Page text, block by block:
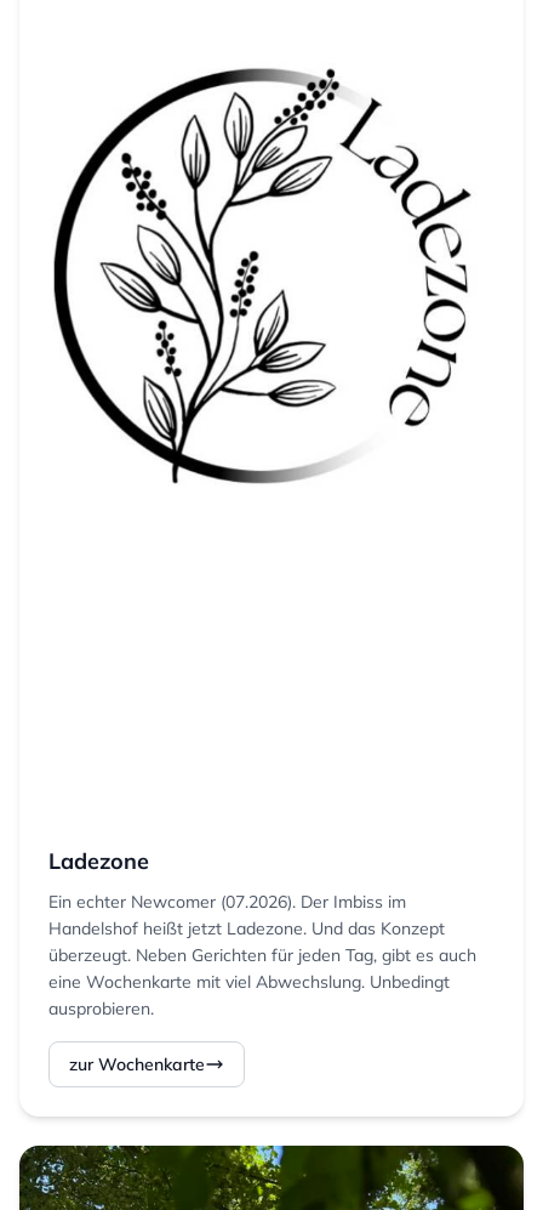
Ladezone
Ein echter Newcomer (07.2026). Der Imbiss im
Handelshof heißt jetzt Ladezone. Und das Konzept
überzeugt. Neben Gerichten für jeden Tag, gibt es auch
eine Wochenkarte mit viel Abwechslung. Unbedingt
ausprobieren.
zur Wochenkarte